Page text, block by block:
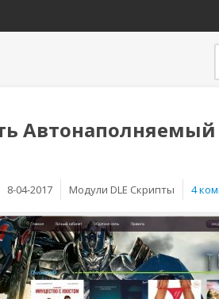
8-04-2017 Mодули DLE Скрипты 4